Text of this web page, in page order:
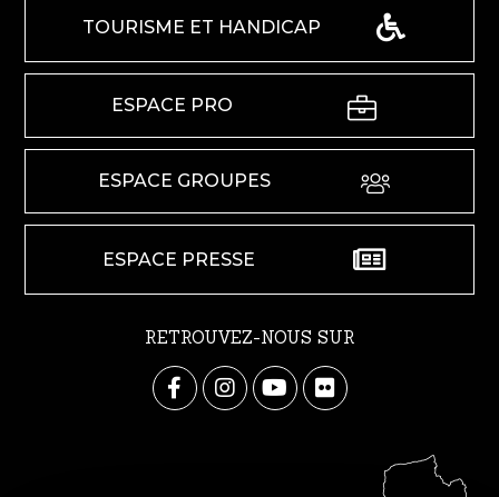
TOURISME ET HANDICAP
ESPACE PRO
ESPACE GROUPES
ESPACE PRESSE
RETROUVEZ-NOUS SUR